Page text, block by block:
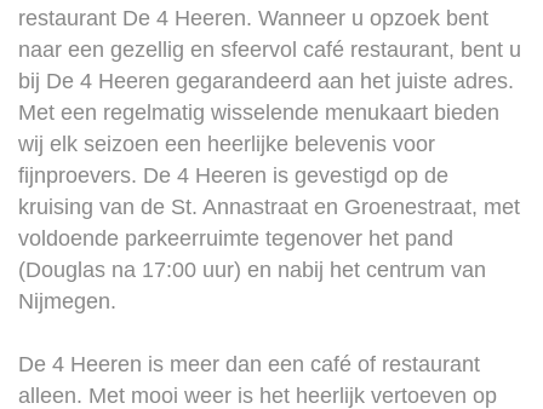
restaurant De 4 Heeren. Wanneer u opzoek bent
naar een gezellig en sfeervol café restaurant, bent u
bij De 4 Heeren gegarandeerd aan het juiste adres.
Met een regelmatig wisselende menukaart bieden
wij elk seizoen een heerlijke belevenis voor
fijnproevers. De 4 Heeren is gevestigd op de
kruising van de St. Annastraat en Groenestraat, met
voldoende parkeerruimte tegenover het pand
(Douglas na 17:00 uur) en nabij het centrum van
Nijmegen.
De 4 Heeren is meer dan een café of restaurant
alleen. Met mooi weer is het heerlijk vertoeven op